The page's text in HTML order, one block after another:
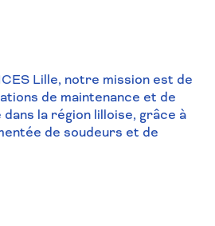
Lille, notre mission est de
de maintenance et de
la région lilloise, grâce à
de soudeurs et de